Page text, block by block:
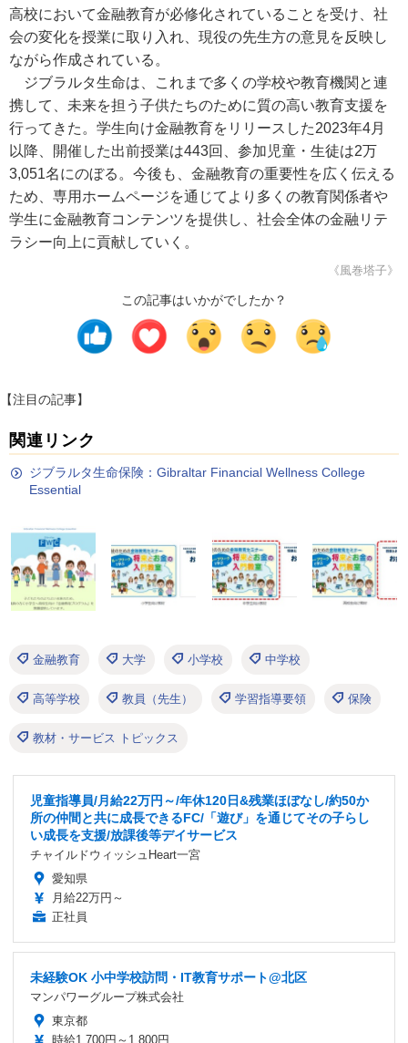
高校において金融教育が必修化されていることを受け、社
会の変化を授業に取り入れ、現役の先生方の意見を反映し
ながら作成されている。
ジブラルタ生命は、これまで多くの学校や教育機関と連
携して、未来を担う子供たちのために質の高い教育支援を
行ってきた。学生向け金融教育をリリースした2023年4月
以降、開催した出前授業は443回、参加児童・生徒は2万
3,051名にのぼる。今後も、金融教育の重要性を広く伝える
ため、専用ホームページを通じてより多くの教育関係者や
学生に金融教育コンテンツを提供し、社会全体の金融リテ
ラシー向上に貢献していく。
《風巻塔子》
この記事はいかがでしたか？
【注目の記事】
関連リンク
ジブラルタ生命保険：Gibraltar Financial Wellness College
Essential
金融教育 大学 小学校 中学校
高等学校 教員（先生） 学習指導要領 保険
教材・サービス トピックス
児童指導員/月給22万円～/年休120日&残業ほぼなし/約50か
所の仲間と共に成長できるFC/「遊び」を通じてその子らし
い成長を支援/放課後等デイサービス
チャイルドウィッシュHeart一宮
愛知県
月給22万円～
正社員
未経験OK 小中学校訪問・IT教育サポート@北区
マンパワーグループ株式会社
東京都
時給1,700円～1,800円